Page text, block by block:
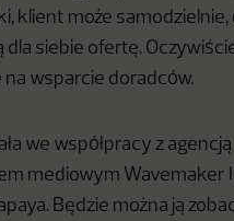
klient może samodzielnie,
dla siebie ofertę.
na wsparcie doradców.
we współpracy z agencją
mediowym Wavemaker
Będzie można ją